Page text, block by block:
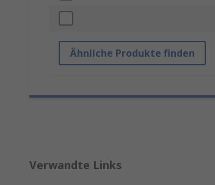
Ähnliche Produkte finden
Verwandte Links